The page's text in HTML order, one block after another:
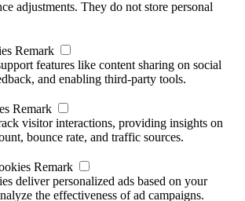
adjustments. They do not store personal
Remark
features like content sharing on social
and enabling third-party tools.
Remark
visitor interactions, providing insights on
bounce rate, and traffic sources.
Remark
deliver personalized ads based on your
the effectiveness of ad campaigns.